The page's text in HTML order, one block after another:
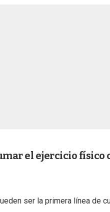
el ejercicio físico
ser la primera línea de